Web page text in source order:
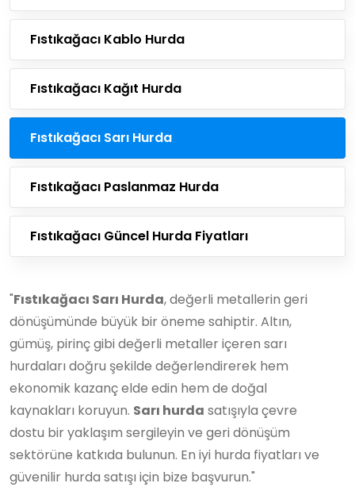
Fıstıkağacı Kablo Hurda
Fıstıkağacı Kağıt Hurda
Fıstıkağacı Sarı Hurda
Fıstıkağacı Paslanmaz Hurda
Fıstıkağacı Güncel Hurda Fiyatları
"Fıstıkağacı Sarı Hurda, değerli metallerin geri
dönüşümünde büyük bir öneme sahiptir. Altın,
gümüş, pirinç gibi değerli metaller içeren sarı
hurdaları doğru şekilde değerlendirerek hem
ekonomik kazanç elde edin hem de doğal
kaynakları koruyun. Sarı hurda satışıyla çevre
dostu bir yaklaşım sergileyin ve geri dönüşüm
sektörüne katkıda bulunun. En iyi hurda fiyatları ve
güvenilir hurda satışı için bize başvurun."